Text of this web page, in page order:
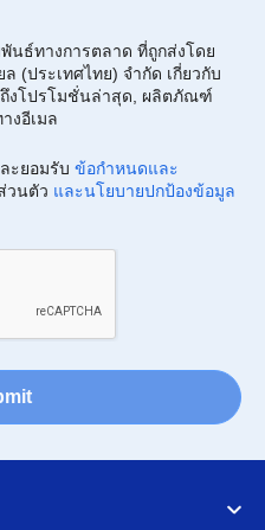
ธ์ทางการตลาด ที่ถูกส่งโดย
(ประเทศไทย) จำกัด เกี่ยวกับ
งโปรโมชั่นล่าสุด, ผลิตภัณฑ์
งอีเมล
ะยอมรับ ข้อกำหนดและ
วนตัว และนโยบายปกป้องข้อมูล